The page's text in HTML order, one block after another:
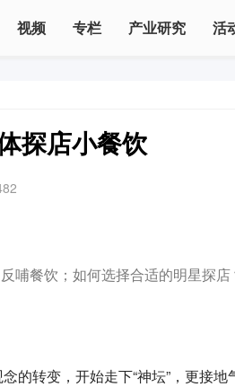
视频 专栏 产业研究 活
探店小餐饮
哺餐饮；如何选择合适的明星探店
的转变，开始走下“神坛”，更接地